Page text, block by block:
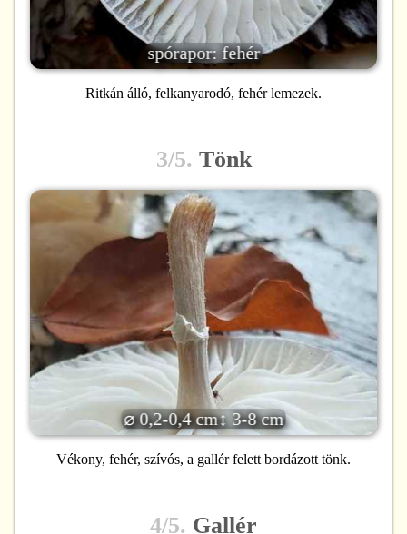
Ritkán álló, felkanyarodó, fehér lemezek.
spórapor: fehér
3/5. Tönk
Vékony, fehér, szívós, a gallér felett bordázott tönk.
⌀ 0,2-0,4 cm↕ 3-8 cm
4/5. Gallér